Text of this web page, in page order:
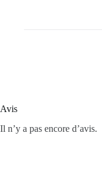
Avis
Il n’y a pas encore d’avis.